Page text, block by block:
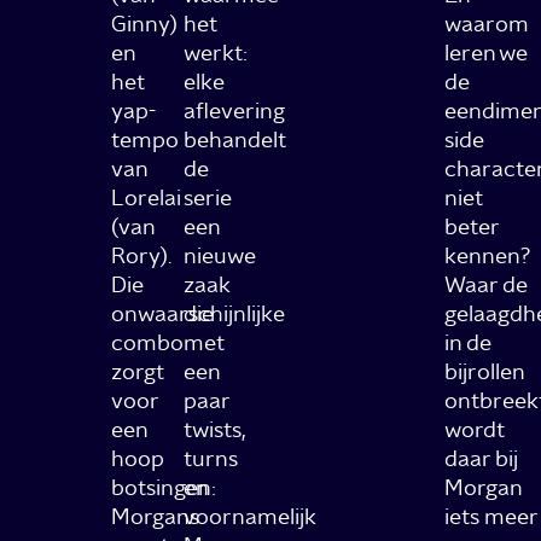
Ginny)
en
het
yap-
tempo
van
Lorelai
(van
Rory).
Die
onwaarschijnlijke
combo
zorgt
voor
een
hoop
botsingen:
Morgans
het
werkt:
elke
aflevering
behandelt
de
serie
een
nieuwe
zaak
die
met
een
paar
twists,
turns
en
voornamelijk
waarom
leren we
de
side
niet
beter
kennen?
Waar de
in de
bijrollen
wordt
daar bij
Morgan
iets meer